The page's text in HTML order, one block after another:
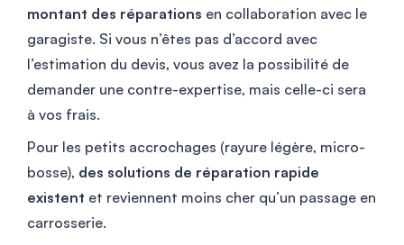
montant des réparations en collaboration avec le
garagiste. Si vous n’êtes pas d’accord avec
l’estimation du devis, vous avez la possibilité de
demander une contre-expertise, mais celle-ci sera
à vos frais.
Pour les petits accrochages (rayure légère, micro-
bosse), des solutions de réparation rapide
existent et reviennent moins cher qu’un passage en
carrosserie.